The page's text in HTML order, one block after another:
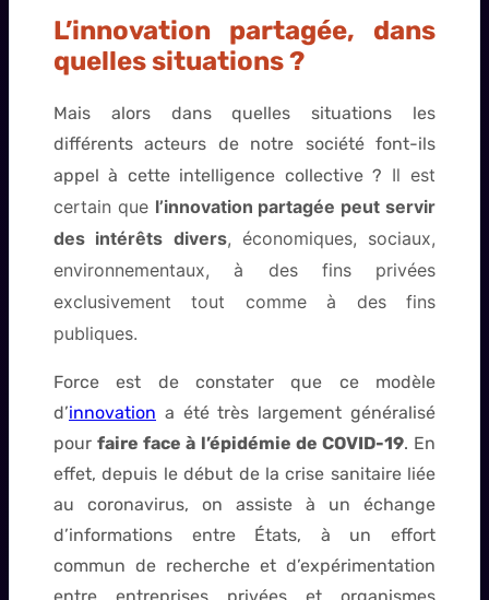
L’innovation partagée, dans
quelles situations ?
Mais alors dans quelles situations les
différents acteurs de notre société font-ils
appel à cette intelligence collective ? Il est
certain que l’innovation partagée peut servir
des intérêts divers, économiques, sociaux,
environnementaux, à des fins privées
exclusivement tout comme à des fins
publiques.
Force est de constater que ce modèle
d’innovation a été très largement généralisé
pourfaire face à l’épidémie de COVID-19. En
effet, depuis le début de la crise sanitaire liée
au coronavirus, on assiste à un échange
d’informations entre États, à un effort
commun de recherche et d’expérimentation